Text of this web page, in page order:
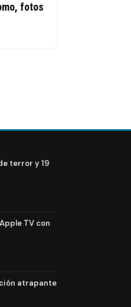
fotos
terror y 19
TV con
atrapante